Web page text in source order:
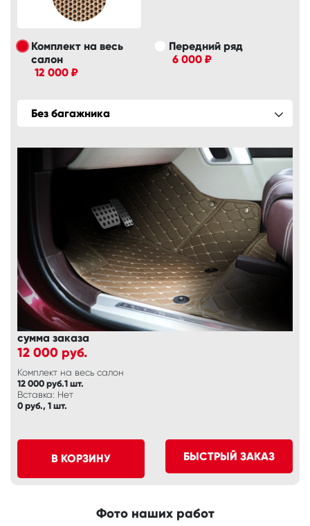
Комплект на весь
салон
12 000 ₽
Передний ряд
6 000 ₽
Без багажника
сумма заказа
12 000 руб.
Комплект на весь салон
12 000 руб.1 шт.
Вставка: Нет
0 руб., 1 шт.
В КОРЗИНУ БЫСТРЫЙ ЗАКАЗ
Фото наших работ